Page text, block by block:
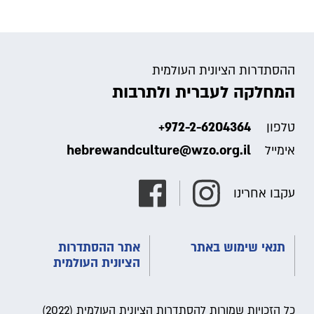
ההסתדרות הציונית העולמית
המחלקה לעברית ולתרבות
טלפון +972-2-6204364
אימייל hebrewandculture@wzo.org.il
עקבו אחרינו
תנאי שימוש באתר
אתר ההסתדרות
הציונית העולמית
כל הזכויות שמורות להסתדרות הציונית העולמית (2022)